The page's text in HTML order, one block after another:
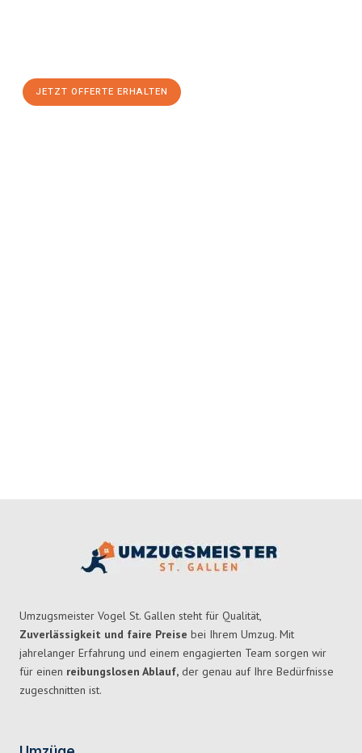
JETZT OFFERTE ERHALTEN
Umzugsmeister Vogel St. Gallen steht für Qualität,
Zuverlässigkeit und faire Preise bei Ihrem Umzug. Mit
jahrelanger Erfahrung und einem engagierten Team sorgen wir
für einen reibungslosen Ablauf, der genau auf Ihre Bedürfnisse
zugeschnitten ist.